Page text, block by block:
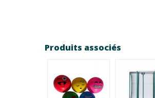
Produits associés